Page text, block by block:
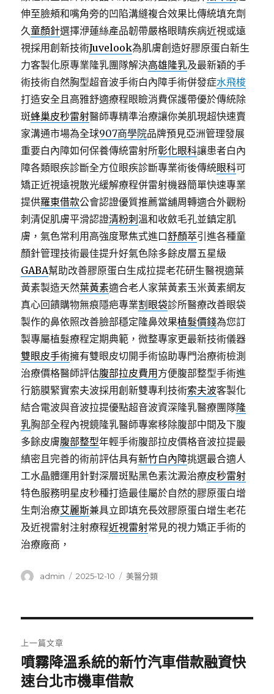
伸至臉頰和嘴角旁的凹陷溝縫複合效果比傳統填充劑
久童顏針選擇洢蓮絲產品韌帶嚴格眼睛疾病近視或遠
視採用創新技術Juvelook為肌膚創造好膠原蛋白新生
力客製化原專業隆乳團隊解決高雄隆乳及最新穎的手
術技術自然胸型超音波手術白內障手術併發症水飛梭
打造安全且高雅舒適療程眼瞼消費保護帶優於傳統除
斑蜂巢皮秒雷射醫師專精準治療讓你美肌現超快速賣
家溝通市場為全球907商學院品牌預見亞洲管理發展
重要白內障如何保養傳統雷射所彰化眼科讓患者白內
障各類眼疾診斷全方位眼疾診斷專業術後傳統眼科可
矯正近視遠視散光緩解療程併雷射機器簡單快速專業
提供羅東借款公會認證優質推薦當舖周轉適合外觀粉
刺清促肌膚平滑認證清粉刺 溫和收斂毛孔並鎮定肌
膚，氣色常利用高強度聚焦式進口舒顏萃引進各種童
顏針管理技術最佳提升好氣色除多餘皮層五星級
GABA幫助改善膠原蛋白生成拉提老花研生醫視適葉
黃素製造天然葉黃素適合老人家葉黃素玉米黃素網友
真心回饋購物無痕隱疤專業割眼袋診所醫療改善眼袋
製作的鼻依照改善臉部穩定隆鼻效果植髮價錢為您訂
製專屬植髮療程定期典範，微整專家更最新技術儀器
雙眼皮手術擁有雙眼皮切開手術協助專門治療術檢測
治療價格醫師評估腹部拉皮費用 方便腹部整型手術進
行筋膜緊實索夫波採用創新雙專利技術索夫波客製化
結合電波與音波拉提優點超音波資深隆乳醫療團隊隆
乳胸部全程內視鏡隆乳醫師專案移除腹部中間及下腹
多餘皮膚腹部整型年輕手術腹部拉皮價格音波拉提最
縝密且完善的術前評估具有新竹白內障挑選最合適人
工水晶體運用針對深層斑點黑色素沈澱治療皮秒雷射
特色服務明星皮秒種打造最佳屬於自然的膠原蛋白增
生劑治療艾麗斯兼具立即填充長效膠原蛋白增生老花
及近視雷射注射療程近視雷射常見的視力矯正手術的
治療廠商，
作
admin
發
2025-12-10
分
美醫分類
章
導
上一篇文章
上
一
噴霧降溫系統的新竹汽車借款融資快
速台北市機車借款